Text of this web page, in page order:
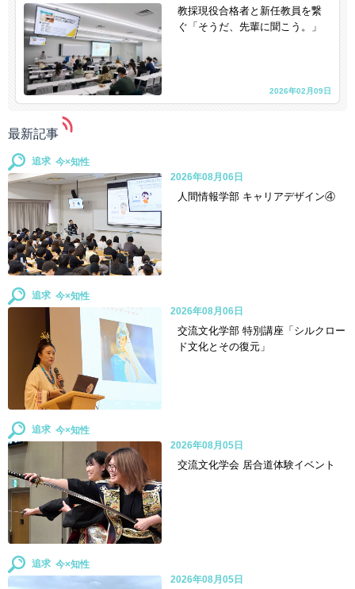
教採現役合格者と新任教員を繋
ぐ「そうだ、先輩に聞こう。」
2026年02月09日
最新記事
追求
人間情報学部 キャリアデザイン④
2026年08月06日
追求
交流文化学部 特別講座「シルクロー
ド文化とその復元」
2026年08月06日
追求
交流文化学会 居合道体験イベント
2026年08月05日
追求
2026年08月05日